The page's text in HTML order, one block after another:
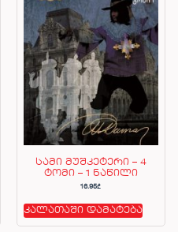
სამი მუშკეტერი – 4
ტომი – 1 ნაწილი
16.95₾
კალათაში დამატება